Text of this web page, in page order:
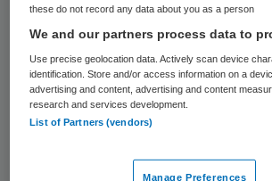
Nieuwe wet euthanasie
Vanaf 10 oktober is euthanasie
eilanden wettelijk toegestaan.
of er veel vraag naar zal zijn,
cultuur is er heel anders dan bij
these do not record any data about you as a person
We and our partners process data to
Use precise geolocation data. Actively scan device
identification. Store and/or access information on a
advertising and content, advertising and content
research and services development.
List of Partners (vendors)
Manage Preferences